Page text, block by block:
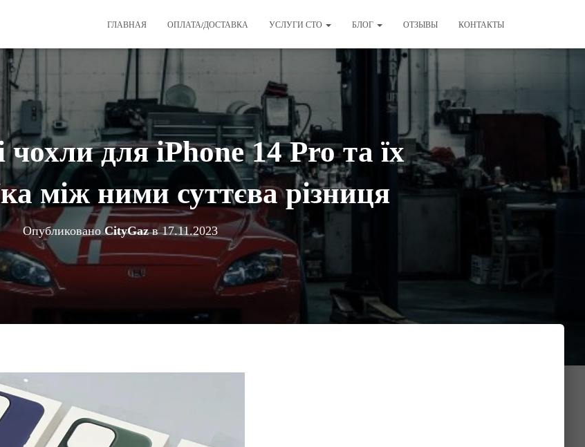
ГЛАВНАЯ ОПЛАТА/ДОСТАВКА УСЛУГИ СТО БЛОГ ОТЗЫВЫ КОНТАКТЫ
чохли для iPhone 14 Pro та їх
між ними суттєва різниця
ОпубликованоCityGazв17.11.2023